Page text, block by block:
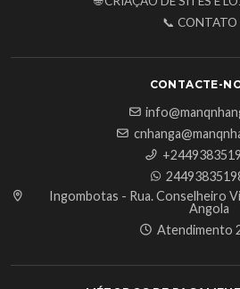
📞 CONTATO
CONTACTE-
Ingombotas - Rua. Conselheiro
Angola
Atendimento